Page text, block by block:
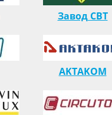
Завод СВТ
AKTAKOM